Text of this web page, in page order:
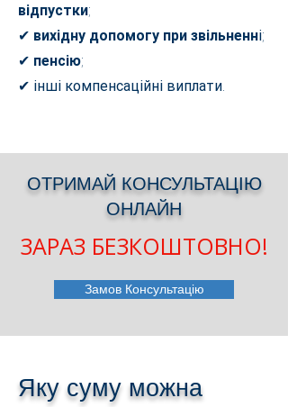
відпустки;
✔ вихідну допомогу при звільненні;
✔ пенсію;
✔ інші компенсаційні виплати.
ОТРИМАЙ КОНСУЛЬТАЦІЮ
ОНЛАЙН
ЗАРАЗ БЕЗКОШТОВНО!
Замов Консультацію
Яку суму можна